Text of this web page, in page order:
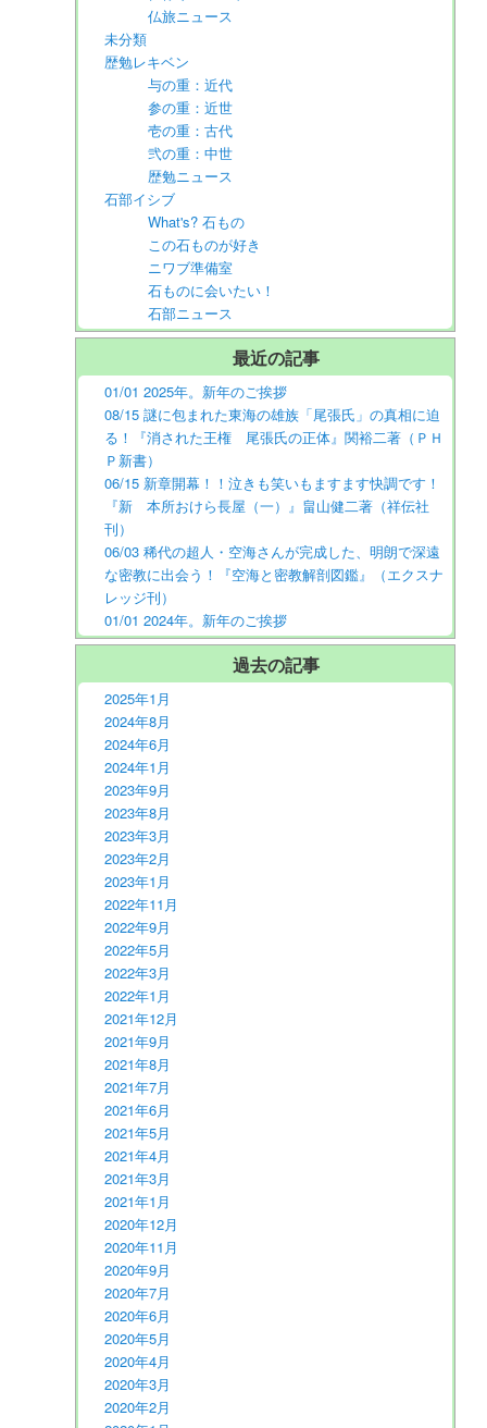
仏旅ニュース
未分類
歴勉レキベン
与の重：近代
参の重：近世
壱の重：古代
弐の重：中世
歴勉ニュース
石部イシブ
What's? 石もの
この石ものが好き
ニワブ準備室
石ものに会いたい！
石部ニュース
最近の記事
01/01 2025年。新年のご挨拶
08/15 謎に包まれた東海の雄族「尾張氏」の真相に迫
る！『消された王権 尾張氏の正体』関裕二著（ＰＨ
Ｐ新書）
06/15 新章開幕！！泣きも笑いもますます快調です！
『新 本所おけら長屋（一）』畠山健二著（祥伝社
刊）
06/03 稀代の超人・空海さんが完成した、明朗で深遠
な密教に出会う！『空海と密教解剖図鑑』（エクスナ
レッジ刊）
01/01 2024年。新年のご挨拶
過去の記事
2025年1月
2024年8月
2024年6月
2024年1月
2023年9月
2023年8月
2023年3月
2023年2月
2023年1月
2022年11月
2022年9月
2022年5月
2022年3月
2022年1月
2021年12月
2021年9月
2021年8月
2021年7月
2021年6月
2021年5月
2021年4月
2021年3月
2021年1月
2020年12月
2020年11月
2020年9月
2020年7月
2020年6月
2020年5月
2020年4月
2020年3月
2020年2月